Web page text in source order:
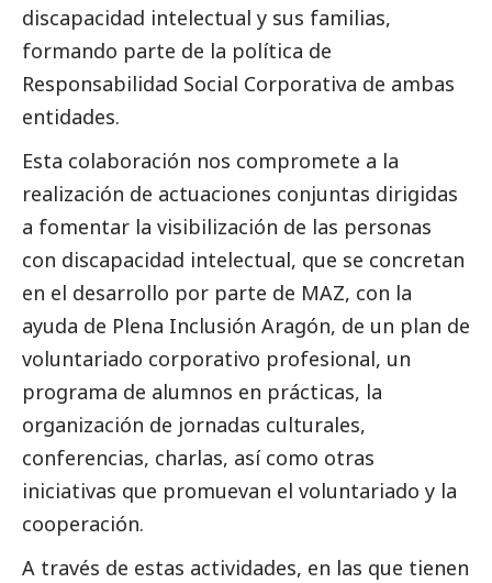
discapacidad intelectual y sus familias,
formando parte de la política de
Responsabilidad Social Corporativa de ambas
entidades.
Esta colaboración nos compromete a la
realización de actuaciones conjuntas dirigidas
a fomentar la visibilización de las personas
con discapacidad intelectual, que se concretan
en el desarrollo por parte de MAZ, con la
ayuda de Plena Inclusión Aragón, de un plan de
voluntariado corporativo profesional, un
programa de alumnos en prácticas, la
organización de jornadas culturales,
conferencias, charlas, así como otras
iniciativas que promuevan el voluntariado y la
cooperación.
A través de estas actividades, en las que tienen